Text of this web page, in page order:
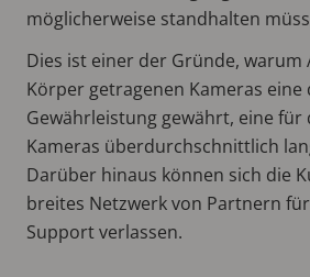
möglicherweise standhalten
Dies ist einer der Gründe, warum
Körper getragenen Kameras eine
Gewährleistung gewährt, eine für
Kameras überdurchschnittlich
Darüber hinaus können sich die
breites Netzwerk von Partnern
Support verlassen.